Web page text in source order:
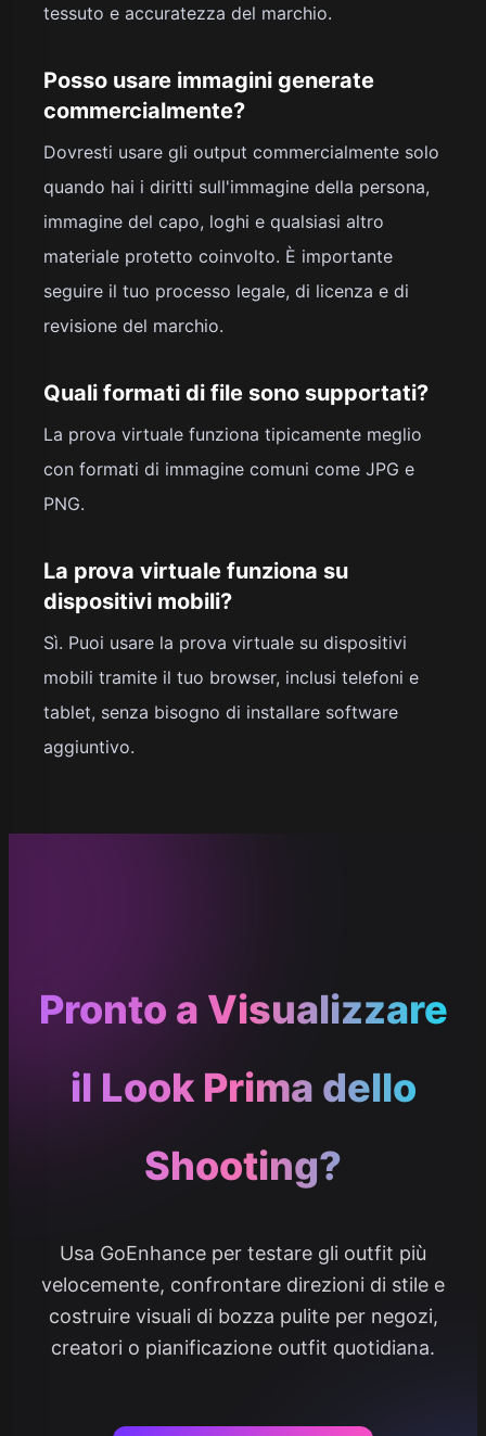
tessuto e accuratezza del marchio.
Posso usare immagini generate
commercialmente?
Dovresti usare gli output commercialmente solo
quando hai i diritti sull'immagine della persona,
immagine del capo, loghi e qualsiasi altro
materiale protetto coinvolto. È importante
seguire il tuo processo legale, di licenza e di
revisione del marchio.
Quali formati di file sono supportati?
La prova virtuale funziona tipicamente meglio
con formati di immagine comuni come JPG e
PNG.
La prova virtuale funziona su
dispositivi mobili?
Sì. Puoi usare la prova virtuale su dispositivi
mobili tramite il tuo browser, inclusi telefoni e
tablet, senza bisogno di installare software
aggiuntivo.
Pronto a Visualizzare
il Look Prima dello
Shooting?
Usa GoEnhance per testare gli outfit più
velocemente, confrontare direzioni di stile e
costruire visuali di bozza pulite per negozi,
creatori o pianificazione outfit quotidiana.